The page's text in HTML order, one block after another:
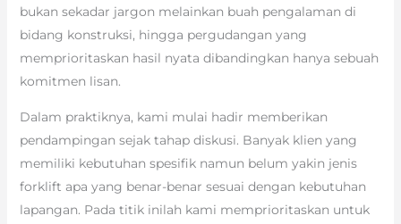
bukan sekadar jargon melainkan buah pengalaman di
bidang konstruksi, hingga pergudangan yang
memprioritaskan hasil nyata dibandingkan hanya sebuah
komitmen lisan.
Dalam praktiknya, kami mulai hadir memberikan
pendampingan sejak tahap diskusi. Banyak klien yang
memiliki kebutuhan spesifik namun belum yakin jenis
forklift apa yang benar-benar sesuai dengan kebutuhan
lapangan. Pada titik inilah kami memprioritaskan untuk